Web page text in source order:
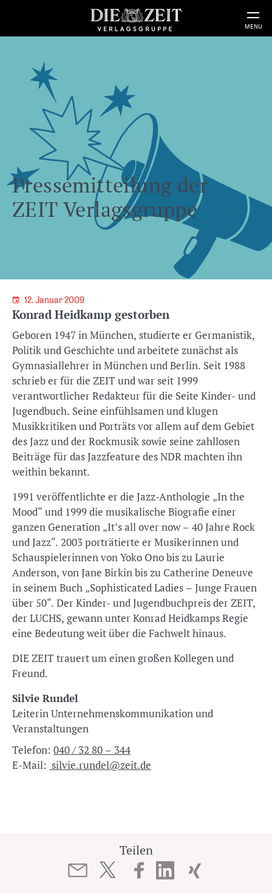
MENU
Pressemitteilung der
ZEIT Verlagsgruppe
12. Januar 2009
Konrad Heidkamp gestorben
Geboren 1947 in München, studierte er Germanistik,
Politik und Geschichte und arbeitete zunächst als
Gymnasiallehrer in München und Berlin. Seit 1988
schrieb er für die ZEIT und war seit 1999
verantwortlicher Redakteur für die Seite Kinder- und
Jugendbuch. Seine einfühlsamen und klugen
Musikkritiken und Porträts vor allem auf dem Gebiet
des Jazz und der Rockmusik sowie seine zahllosen
Beiträge für das Jazzfeature des NDR machten ihn
weithin bekannt.
1991 veröffentlichte er die Jazz-Anthologie „In the
Mood“ und 1999 die musikalische Biografie einer
ganzen Generation „It’s all over now – 40 Jahre Rock
und Jazz“. 2003 porträtierte er Musikerinnen und
Schauspielerinnen von Yoko Ono bis zu Laurie
Anderson, von Jane Birkin bis zu Catherine Deneuve
in seinem Buch „Sophisticated Ladies – Junge Frauen
über 50“. Der Kinder- und Jugendbuchpreis der ZEIT,
der LUCHS, gewann unter Konrad Heidkamps Regie
eine Bedeutung weit über die Fachwelt hinaus.
DIE ZEIT trauert um einen großen Kollegen und
Freund.
Silvie Rundel
Leiterin Unternehmenskommunikation und
Veranstaltungen
Telefon: 040 / 32 80 – 344
E-Mail: silvie.rundel@zeit.de
Teilen